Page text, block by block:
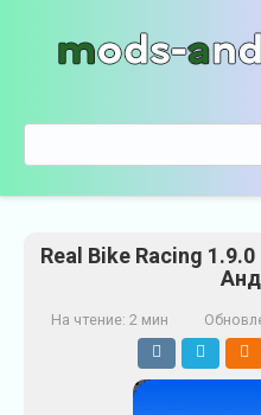
о
Real Bike Racing
На чтение: 2 мин